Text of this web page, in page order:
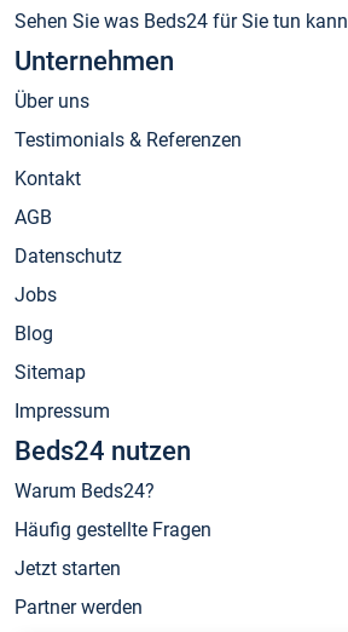
Sehen Sie was Beds24 für Sie tun kann
Unternehmen
Über uns
Testimonials & Referenzen
Kontakt
AGB
Datenschutz
Jobs
Blog
Sitemap
Impressum
Beds24 nutzen
Warum Beds24?
Häufig gestellte Fragen
Jetzt starten
Partner werden